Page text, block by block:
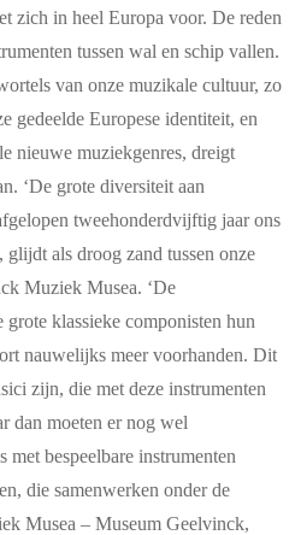
zich in heel Europa voor. De reden
tussen wal en schip vallen.
van onze muzikale cultuur, zo
gedeelde Europese identiteit, en
nieuwe muziekgenres, dreigt
‘De grote diversiteit aan
tweehonderdvijftig jaar ons
als droog zand tussen onze
Muziek Musea. ‘De
klassieke componisten hun
nauwelijks meer voorhanden. Dit
zijn, die met deze instrumenten
dan moeten er nog wel
bespeelbare instrumenten
die samenwerken onder de
Musea – Museum Geelvinck,